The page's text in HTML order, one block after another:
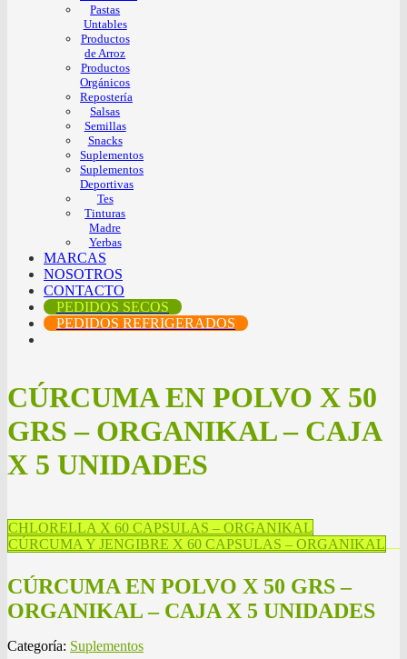
Pastas
Untables
Productos
de Arroz
Productos
Orgánicos
Repostería
Salsas
Semillas
Snacks
Suplementos
Suplementos
Deportivas
Tes
Tinturas
Madre
Yerbas
MARCAS
NOSOTROS
CONTACTO
PEDIDOS SECOS
PEDIDOS REFRIGERADOS
CÚRCUMA EN POLVO X 50
GRS – ORGANIKAL – CAJA
X 5 UNIDADES
CHLORELLA X 60 CAPSULAS – ORGANIKAL
CÚRCUMA Y JENGIBRE X 60 CAPSULAS – ORGANIKAL
CÚRCUMA EN POLVO X 50 GRS –
ORGANIKAL – CAJA X 5 UNIDADES
Categoría: Suplementos